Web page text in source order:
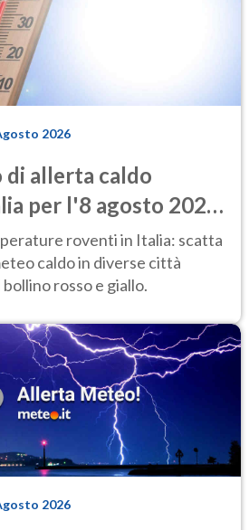
2026
di allerta caldo
per l'8 agosto 2026:
per il Ministero della
roventi in Italia: scatta
caldo in diverse città
rosso e giallo.
2026